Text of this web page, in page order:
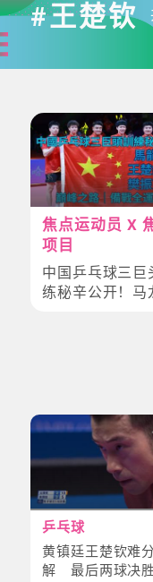
#王楚钦
焦点运动员 X
项目
中国乒乓球三巨
练秘辛公开！马
乒乓球
黄镇廷王楚钦难
解 最后两球决